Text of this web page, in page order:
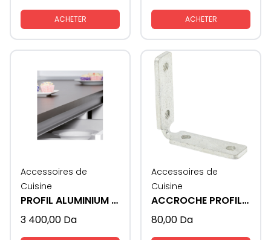
ACHETER ACHETER
Accessoires de
Cuisine
PROFIL ALUMINIUM GOLA - L
3 400,00 Da
Accessoires de
Cuisine
ACCROCHE PROFIL GOLA
80,00 Da